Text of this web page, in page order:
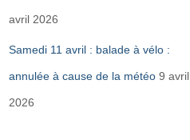
avril 2026
Samedi 11 avril : balade à vélo :
annulée à cause de la météo 9 avril
2026